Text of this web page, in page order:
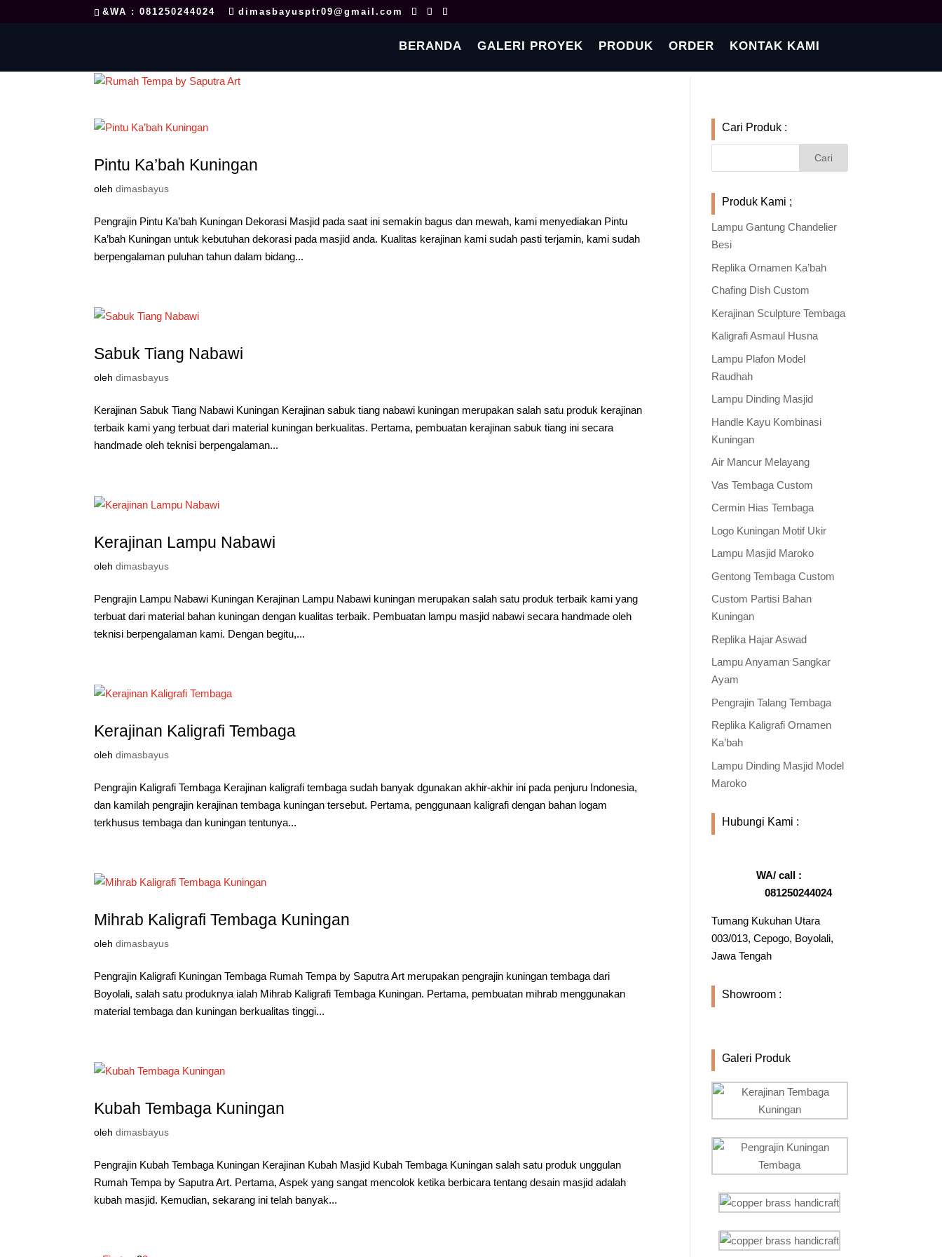
&WA : 081250244024 dimasbayusptr09@gmail.com
BERANDA GALERI PROYEK PRODUK ORDER KONTAK KAMI
Pintu Ka’bah Kuningan
olehdimasbayus
Pengrajin Pintu Ka’bah Kuningan Dekorasi Masjid pada saat ini semakin bagus dan mewah, kami menyediakan Pintu
Ka’bah Kuningan untuk kebutuhan dekorasi pada masjid anda. Kualitas kerajinan kami sudah pasti terjamin, kami sudah
berpengalaman puluhan tahun dalam bidang...
Sabuk Tiang Nabawi
olehdimasbayus
Kerajinan Sabuk Tiang Nabawi Kuningan Kerajinan sabuk tiang nabawi kuningan merupakan salah satu produk kerajinan
terbaik kami yang terbuat dari material kuningan berkualitas. Pertama, pembuatan kerajinan sabuk tiang ini secara
handmade oleh teknisi berpengalaman...
Kerajinan Lampu Nabawi
olehdimasbayus
Pengrajin Lampu Nabawi Kuningan Kerajinan Lampu Nabawi kuningan merupakan salah satu produk terbaik kami yang
terbuat dari material bahan kuningan dengan kualitas terbaik. Pembuatan lampu masjid nabawi secara handmade oleh
teknisi berpengalaman kami. Dengan begitu,...
Kerajinan Kaligrafi Tembaga
olehdimasbayus
Pengrajin Kaligrafi Tembaga Kerajinan kaligrafi tembaga sudah banyak dgunakan akhir-akhir ini pada penjuru Indonesia,
dan kamilah pengrajin kerajinan tembaga kuningan tersebut. Pertama, penggunaan kaligrafi dengan bahan logam
terkhusus tembaga dan kuningan tentunya...
Mihrab Kaligrafi Tembaga Kuningan
olehdimasbayus
Pengrajin Kaligrafi Kuningan Tembaga Rumah Tempa by Saputra Art merupakan pengrajin kuningan tembaga dari
Boyolali, salah satu produknya ialah Mihrab Kaligrafi Tembaga Kuningan. Pertama, pembuatan mihrab menggunakan
material tembaga dan kuningan berkualitas tinggi...
Kubah Tembaga Kuningan
olehdimasbayus
Pengrajin Kubah Tembaga Kuningan Kerajinan Kubah Masjid Kubah Tembaga Kuningan salah satu produk unggulan
Rumah Tempa by Saputra Art. Pertama, Aspek yang sangat mencolok ketika berbicara tentang desain masjid adalah
kubah masjid. Kemudian, sekarang ini telah banyak...
Cari Produk :
Produk Kami ;
Lampu Gantung Chandelier
Besi
Replika Ornamen Ka’bah
Chafing Dish Custom
Kerajinan Sculpture Tembaga
Kaligrafi Asmaul Husna
Lampu Plafon Model
Raudhah
Lampu Dinding Masjid
Handle Kayu Kombinasi
Kuningan
Air Mancur Melayang
Vas Tembaga Custom
Cermin Hias Tembaga
Logo Kuningan Motif Ukir
Lampu Masjid Maroko
Gentong Tembaga Custom
Custom Partisi Bahan
Kuningan
Replika Hajar Aswad
Lampu Anyaman Sangkar
Ayam
Pengrajin Talang Tembaga
Replika Kaligrafi Ornamen
Ka’bah
Lampu Dinding Masjid Model
Maroko
Hubungi Kami :
WA/ call :
081250244024
Tumang Kukuhan Utara
003/013, Cepogo, Boyolali,
Jawa Tengah
Showroom :
Galeri Produk